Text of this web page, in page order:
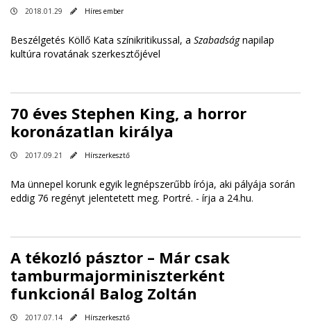
2018.01.29 Híres ember
Beszélgetés Köllő Kata színikritikussal, a Szabadságnapilap
kultúra rovatának szerkesztőjével
70 éves Stephen King, a horror
koronázatlan királya
2017.09.21 Hírszerkesztő
Ma ünnepel korunk egyik legnépszerűbb írója, aki pályája során
eddig 76 regényt jelentetett meg. Portré. - írja a 24.hu.
A tékozló pásztor – Már csak
tamburmajorminiszterként
funkcionál Balog Zoltán
2017.07.14 Hírszerkesztő